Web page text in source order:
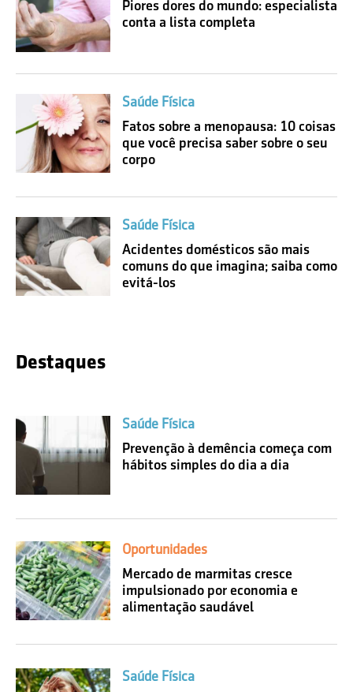
Piores dores do mundo: especialista
conta a lista completa
Saúde Física
Fatos sobre a menopausa: 10 coisas
que você precisa saber sobre o seu
corpo
Saúde Física
Acidentes domésticos são mais
comuns do que imagina; saiba como
evitá-los
Destaques
Saúde Física
Prevenção à demência começa com
hábitos simples do dia a dia
Oportunidades
Mercado de marmitas cresce
impulsionado por economia e
alimentação saudável
Saúde Física